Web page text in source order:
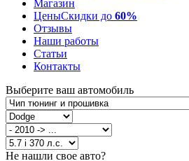
Магазин
ЦеныСкидки до 60%
Отзывы
Наши работы
Статьи
Контакты
Выберите ваш автомобиль
Не нашли свое авто?